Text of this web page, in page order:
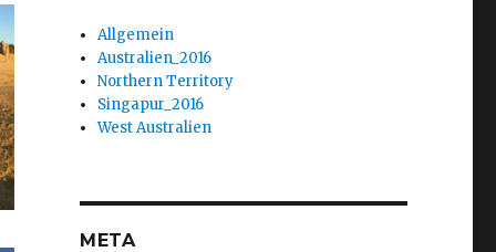
Allgemein
Australien_2016
Northern Territory
Singapur_2016
West Australien
META